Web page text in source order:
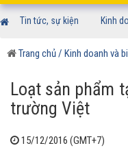
navigation
Tin tức, sự kiện Kinh
Trang chủ/ Kinh doanh và
Loạt sản phẩm
trường Việt
15/12/2016 (GMT+7)